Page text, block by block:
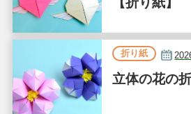
折り紙
立体の花の